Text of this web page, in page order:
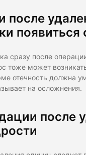
после
появиться
сразу после
тоже может
отечность должна
на осложнения.
после